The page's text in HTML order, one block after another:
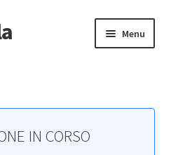
Menu
IN CORSO